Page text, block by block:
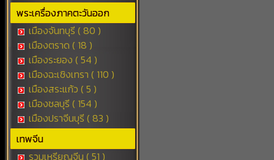
พระเครื่องภาคตะวันออก
เมืองจันทบุรี ( 80 )
เมืองตราด ( 18 )
เมืองระยอง ( 54 )
เมืองฉะเชิงเทรา ( 110 )
เมืองสระแก้ว ( 5 )
เมืองชลบุรี ( 154 )
เมืองปราจีนบุรี ( 83 )
เทพจีน
รวมเหรียญจีน ( 51 )